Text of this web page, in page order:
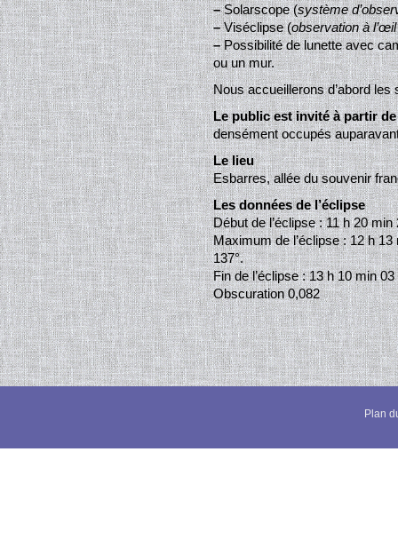
–Solarscope (système
–Viséclipse (observation à
–Possibilité de lunette avec
ou un mur.
Nous accueillerons d’abord les
Le public est invité à partir de
densément occupés
Le lieu
Esbarres, allée du souvenir
Les données de l’éclipse
Début de l’éclipse : 11 h 20
Maximum de l’éclipse : 12 h
137°.
Fin de l’éclipse : 13 h 10 min
Obscuration 0,082
Plan